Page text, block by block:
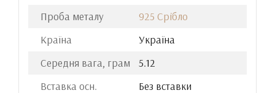
Проба металу
925 Срібло
Країна
Україна
Середня вага, грам
5.12
Вставка осн.
Без вставки